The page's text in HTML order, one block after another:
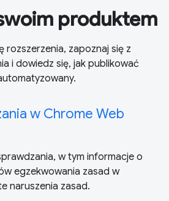
produktem
rozszerzenia, zapoznaj się z
i dowiedz się, jak publikować
w Chrome Web
w tym informacje o
egzekwowania zasad w
naruszenia zasad.